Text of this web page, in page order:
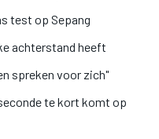
test op Sepang
achterstand heeft
spreken voor zich"
te kort komt op